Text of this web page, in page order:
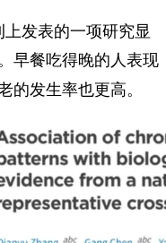
发表的一项研究显
。早餐吃得晚的人表现
发生率也更高。